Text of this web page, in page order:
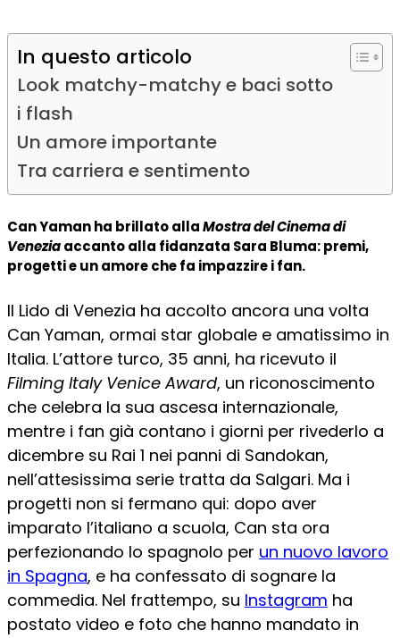
In questo articolo
Look matchy-matchy e baci sotto
i flash
Un amore importante
Tra carriera e sentimento
Can Yaman ha brillato allaMostra del Cinema di
Veneziaaccanto alla fidanzata Sara Bluma: premi,
progetti e un amore che fa impazzire i fan.
Il Lido di Venezia ha accolto ancora una volta
Can Yaman, ormai star globale e amatissimo in
Italia. L’attore turco, 35 anni, ha ricevuto il
Filming Italy Venice Award, un riconoscimento
che celebra la sua ascesa internazionale,
mentre i fan già contano i giorni per rivederlo a
dicembre su Rai 1 nei panni di Sandokan,
nell’attesissima serie tratta da Salgari. Ma i
progetti non si fermano qui: dopo aver
imparato l’italiano a scuola, Can sta ora
perfezionando lo spagnolo per un nuovo lavoro
in Spagna, e ha confessato di sognare la
commedia. Nel frattempo, su Instagram ha
postato video e foto che hanno mandato in